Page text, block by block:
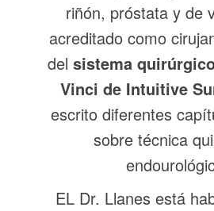
riñón, próstata y de
acreditado como
del sistema
Vinci de Intuitive
escrito diferentes
sobre técnica
EL Dr. Llanes está